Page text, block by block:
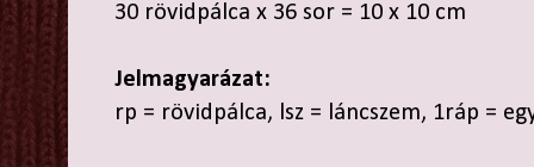
30 rövidpálca x 36 sor = 10 x 10 cm
Jelmagyarázat:
rp = rövidpálca, lsz = láncszem, 1ráp =